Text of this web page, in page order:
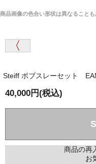
商品画像の色合い形状は異なること
Steiff ボブスレーセット
40,000円(税込)
商品の再
お